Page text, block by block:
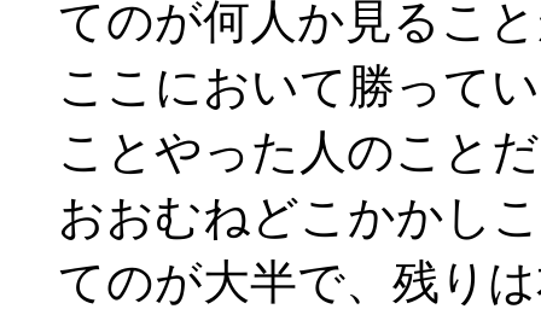
てのが何人か見るこ
ここにおいて勝って
ことやった人のこと
おおむねどこかかし
てのが大半で、残り